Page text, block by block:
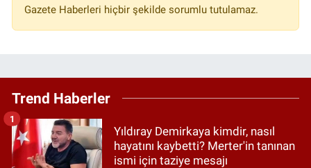
Gazete Haberleri hiçbir şekilde sorumlu tutulamaz.
Trend Haberler
Yıldıray Demirkaya kimdir, nasıl
hayatını kaybetti? Merter'in tanınan
ismi için taziye mesajı
1